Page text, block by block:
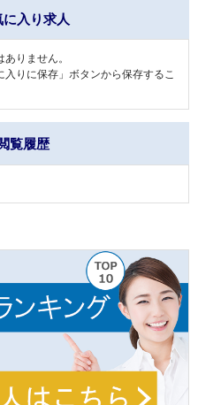
に入り求人
りません。
りに保存」ボタンから保存するこ
覧履歴